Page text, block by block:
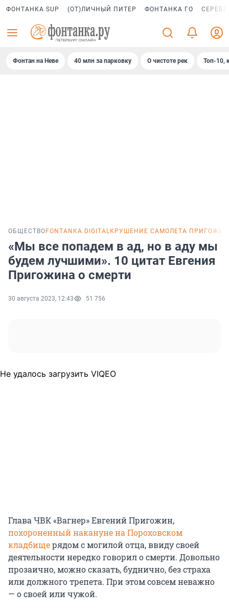
ФОНТАНКА SUP (ОТ)ЛИЧНЫЙ ПИТЕР ФОНТАНКА ГО
Фонтан на Неве 40 млн за парковку О чистоте рек Топ-10,
ОБЩЕСТВО FONTANKA.DIGITALКРУШЕНИЕ САМОЛЕТА
«Мы все попадем в ад, но в аду мы
будем лучшими». 10 цитат Евгения
Пригожина о смерти
30 августа 2023, 12:43 51 756
Не удалось загрузить VIQEO
Глава ЧВК «Вагнер» Евгений Пригожин,
похороненный накануне на Пороховском
кладбищерядом с могилой отца, ввиду своей
деятельности нередко говорил о смерти. Довольно
прозаично, можно сказать, буднично, без страха
или должного трепета. При этом совсем неважно
— о своей или чужой.